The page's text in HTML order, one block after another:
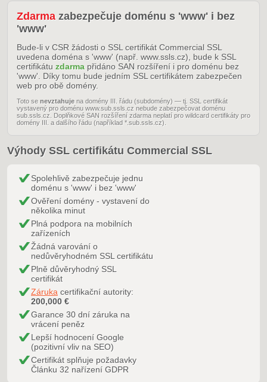
Zdarma zabezpečuje doménu s 'www' i bez
'www'
Bude-li v CSR žádosti o SSL certifikát Commercial SSL
uvedena doména s 'www' (např. www.ssls.cz), bude k SSL
certifikátu zdarma přidáno SAN rozšíření i pro doménu bez
'www'. Díky tomu bude jedním SSL certifikátem zabezpečen
web pro obě domény.
Toto se nevztahuje na domény III. řádu (subdomény) — tj. SSL certifikát
vystavený pro doménu www.sub.ssls.cz nebude zabezpečovat doménu
sub.ssls.cz. Doplňkové SAN rozšíření zdarma neplatí pro wildcard certifikáty pro
domény III. a dalšího řádu (například *.sub.ssls.cz).
Výhody SSL certifikátu Commercial SSL
Spolehlivě zabezpečuje jednu
doménu s 'www' i bez 'www'
Ověření domény - vystavení do
několika minut
Plná podpora na mobilních
zařízeních
Žádná varování o
nedůvěryhodném SSL certifikátu
Plně důvěryhodný SSL
certifikát
Záruka certifikační autority:
200,000 €
Garance 30 dní záruka na
vrácení peněz
Lepší hodnocení Google
(pozitivní vliv na SEO)
Certifikát splňuje požadavky
Článku 32 nařízení GDPR